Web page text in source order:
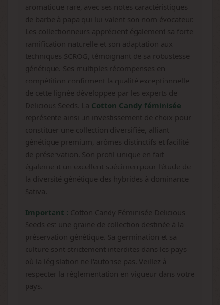
aromatique rare, avec ses notes caractéristiques
de barbe à papa qui lui valent son nom évocateur.
Les collectionneurs apprécient également sa forte
ramification naturelle et son adaptation aux
techniques SCROG, témoignant de sa robustesse
génétique. Ses multiples récompenses en
compétition confirment la qualité exceptionnelle
de cette lignée développée par les experts de
Delicious Seeds. La Cotton Candy féminisée
représente ainsi un investissement de choix pour
constituer une collection diversifiée, alliant
génétique premium, arômes distinctifs et facilité
de préservation. Son profil unique en fait
également un excellent spécimen pour l'étude de
la diversité génétique des hybrides à dominance
Sativa.
Important : Cotton Candy Féminisée Delicious
Seeds est une graine de collection destinée à la
préservation génétique. Sa germination et sa
culture sont strictement interdites dans les pays
où la législation ne l'autorise pas. Veillez à
respecter la réglementation en vigueur dans votre
pays.